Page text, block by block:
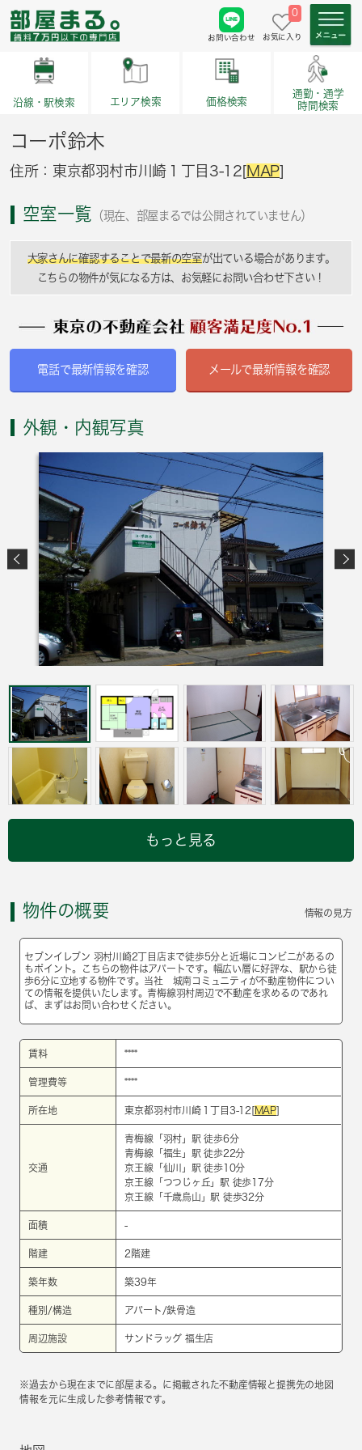
お問い合わせ
0
お気に入り
沿線・駅検索 エリア検索 価格検索
通勤・通学
時間検索
コーポ鈴木
住所：東京都羽村市川崎１丁目3-12[MAP]
空室一覧 （現在、部屋まるでは公開されていません）
大家さんに確認することで最新の空室が出ている場合があります。
こちらの物件が気になる方は、お気軽にお問い合わせ下さい！
電話で最新情報を確認 メールで最新情報を確認
外観・内観写真
もっと見る
物件の概要 情報の見方
セブンイレブン 羽村川崎2丁目店まで徒歩5分と近場にコンビニがあるの
もポイント。こちらの物件はアパートです。幅広い層に好評な、駅から徒
歩6分に立地する物件です。当社 城南コミュニティが不動産物件につい
ての情報を提供いたします。青梅線羽村周辺で不動産を求めるのであれ
ば、まずはお問い合わせください。
賃料 ****
管理費等 ****
所在地 東京都羽村市川崎１丁目3-12[ MAP]
交通
青梅線 「 羽村 」駅 徒歩6分
青梅線 「 福生 」駅 徒歩22分
京王線 「 仙川
」駅 徒歩10分
京王線 「 つつじヶ丘 」駅 徒歩17分
京王線 「 千歳烏山 」駅 徒歩32分
面積 -
階建 2階建
築年数 築39年
種別/構造 アパート/鉄骨造
周辺施設 サンドラッグ 福生店
※過去から現在までに部屋まる。に掲載された不動産情報と提携先の地図
情報を元に生成した参考情報です。